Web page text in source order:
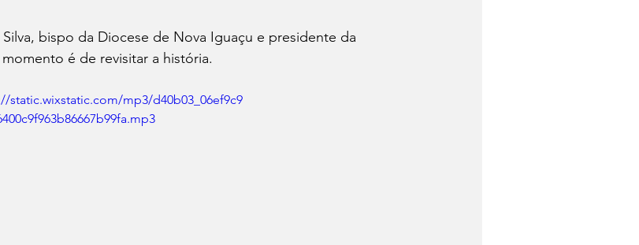
bispo da Diocese de Nova Iguaçu e presidente da
é de revisitar a história.
static.wixstatic.com/mp3/d40b03_06ef9c9